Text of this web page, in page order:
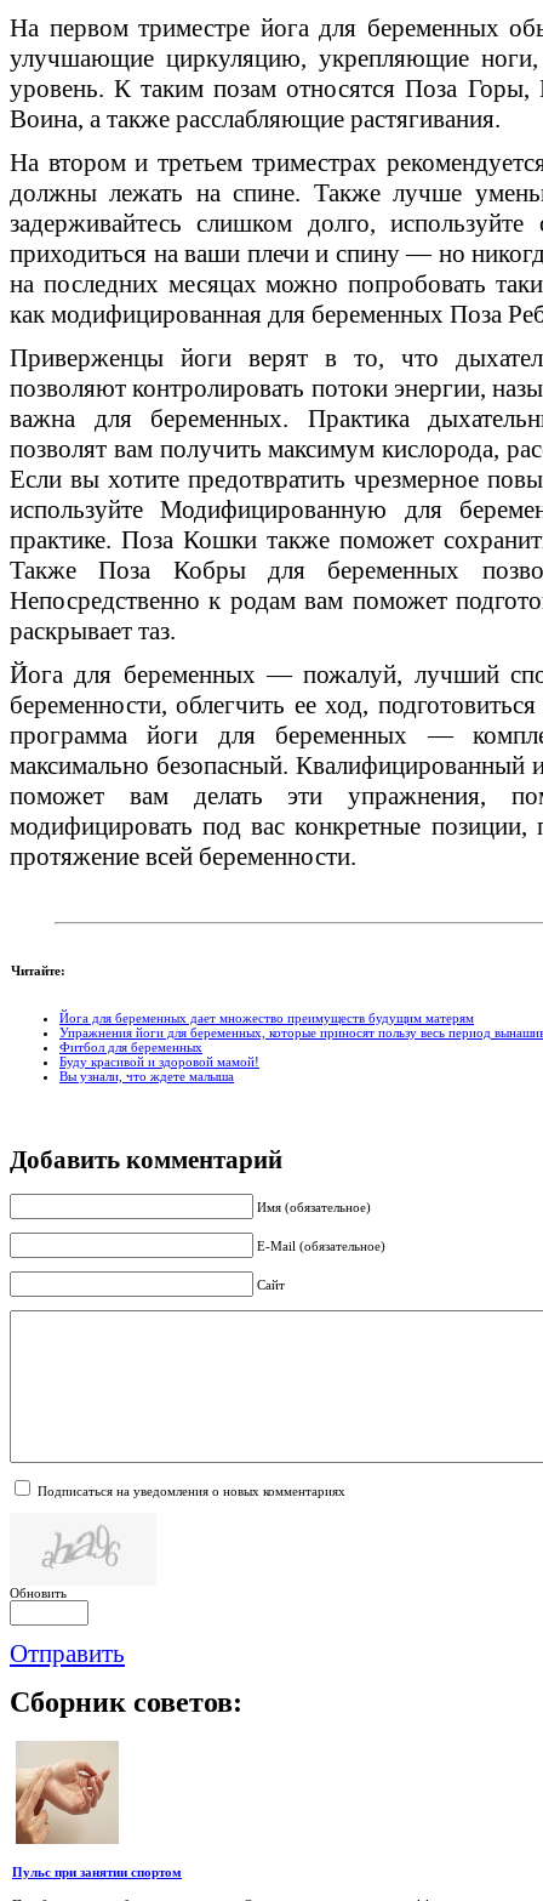
На первом триместре йога для беременных
улучшающие циркуляцию, укрепляющие
уровень. К таким позам относятся Поза
Воина, а также расслабляющие растягивания.
На втором и третьем триместрах
должны лежать на спине. Также лучше
задерживайтесь слишком долго,
приходиться на ваши плечи и спину — но
на последних месяцах можно попробовать
как модифицированная для беременных Поза
Приверженцы йоги верят в то, что
позволяют контролировать потоки энергии,
важна для беременных. Практика
позволят вам получить максимум кислорода,
Если вы хотите предотвратить чрезмерное
используйте Модифицированную для
практике. Поза Кошки также поможет
Также Поза Кобры для беременных
Непосредственно к родам вам поможет
раскрывает таз.
Йога для беременных — пожалуй, лучший
беременности, облегчить ее ход,
программа йоги для беременных —
максимально безопасный. Квалифицированный
поможет вам делать эти упражнения,
модифицировать под вас конкретные позиции,
протяжение всей беременности.
Читайте:
Йога для беременных дает множество преимуществ будущим матерям
Упражнения йоги для беременных, которые приносят пользу весь период
Фитбол для беременных
Буду красивой и здоровой мамой!
Вы узнали, что ждете малыша
Добавить комментарий
Имя (обязательное)
E-Mail (обязательное)
Сайт
Подписаться на уведомления о новых комментариях
Обновить
Отправить
Сборник советов:
Пульс при занятии спортом